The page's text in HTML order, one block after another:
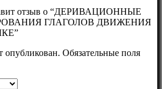
отзыв о “ДЕРИВАЦИОННЫЕ
ГЛАГОЛОВ ДВИЖЕНИЯ
опубликован. Обязательные поля